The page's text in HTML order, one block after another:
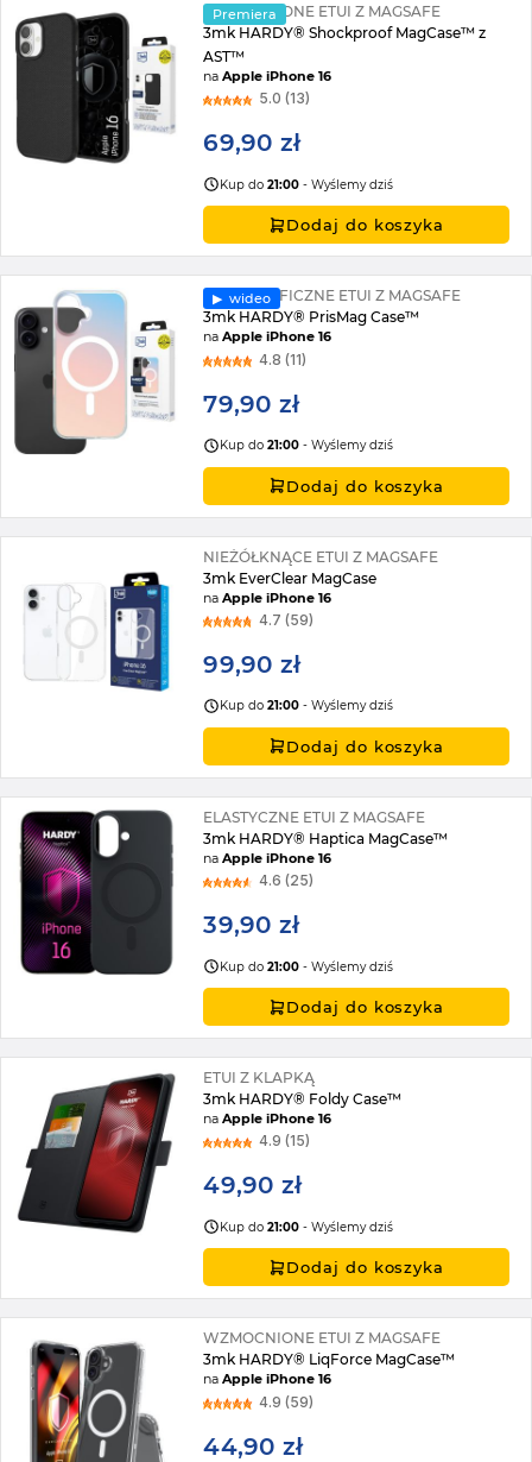
Premiera
WZMOCNIONE ETUI Z MAGSAFE
3mk HARDY® Shockproof MagCase™ z
AST™
naApple iPhone 16
5.0 (13)
69,90 zł
Kup do21:00 - Wyślemy dziś
Dodaj do koszyka
▶︎ wideo
HOLOGRAFICZNE ETUI Z MAGSAFE
3mk HARDY® PrisMag Case™
naApple iPhone 16
4.8 (11)
79,90 zł
Kup do21:00 - Wyślemy dziś
Dodaj do koszyka
NIEŻÓŁKNĄCE ETUI Z MAGSAFE
3mk EverClear MagCase
naApple iPhone 16
4.7 (59)
99,90 zł
Kup do21:00 - Wyślemy dziś
Dodaj do koszyka
ELASTYCZNE ETUI Z MAGSAFE
3mk HARDY® Haptica MagCase™
naApple iPhone 16
4.6 (25)
39,90 zł
Kup do21:00 - Wyślemy dziś
Dodaj do koszyka
ETUI Z KLAPKĄ
3mk HARDY® Foldy Case™
naApple iPhone 16
4.9 (15)
49,90 zł
Kup do21:00 - Wyślemy dziś
Dodaj do koszyka
WZMOCNIONE ETUI Z MAGSAFE
3mk HARDY® LiqForce MagCase™
naApple iPhone 16
4.9 (59)
44,90 zł